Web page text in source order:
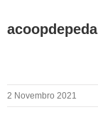
2 Novembro 2021